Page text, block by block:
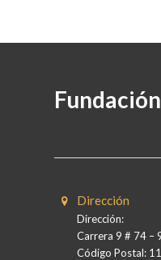
Dirección
Dirección:
Carrera 9 # 74 –
Código Postal: